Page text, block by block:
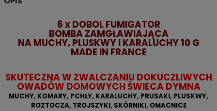
6 x DOBOL FUMIGATOR
BOMBA ZAMGŁAWIAJĄCA
NA MUCHY, PLUSKWY I KARALUCHY 10 G
MADE IN FRANCE
SKUTECZNA W ZWALCZANIU DOKUCZLIWYCH
OWADÓW DOMOWYCH ŚWIECA DYMNA
MUCHY, KOMARY, PCHŁY, KARALUCHY, PRUSAKI, PLUSKWY,
ROZTOCZA, TROJSZYKI, SKÓRNIKI, OMACNICE